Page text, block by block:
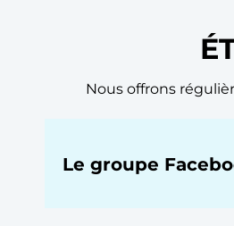
Nous offrons
Le groupe